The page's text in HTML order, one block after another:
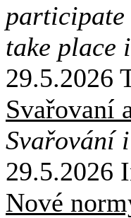
participate
take place
29.5.2026
Svařovaní
Svařování
29.5.2026
Nové